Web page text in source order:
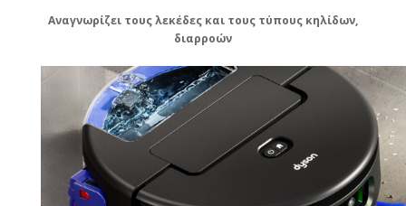
Αναγνωρίζει τους λεκέδες και τους τύπους κηλίδων,
διαρροών